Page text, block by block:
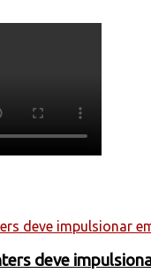
deve